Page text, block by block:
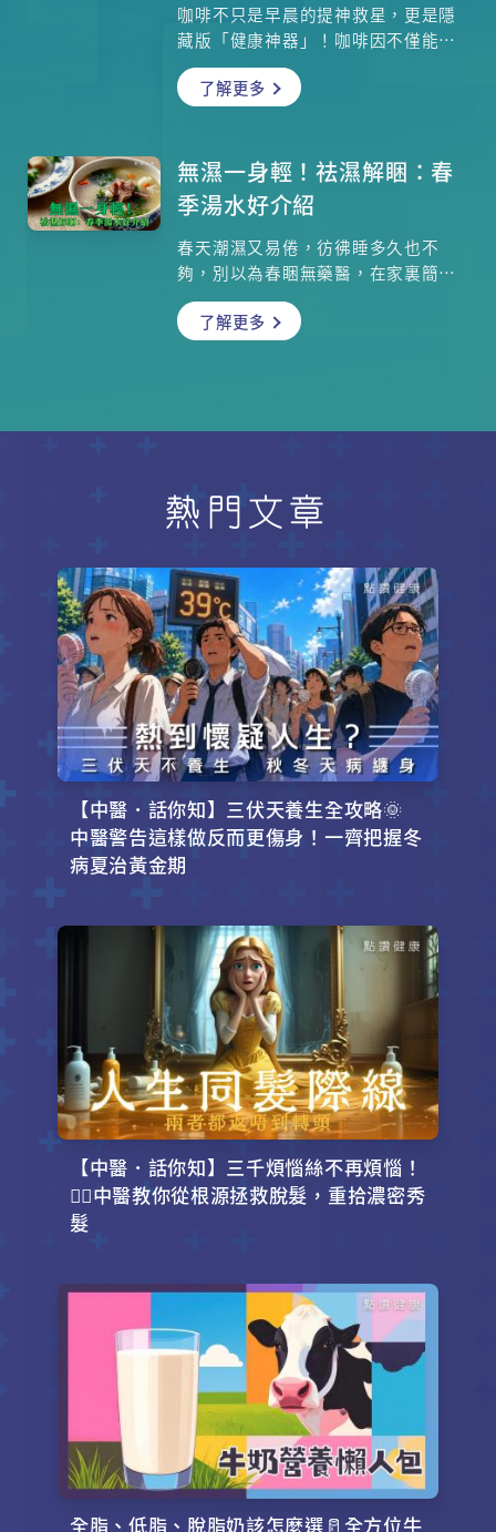
咖啡不只是早晨的提神救星，更是隱
藏版「健康神器」！咖啡因不僅能燃
脂、延緩老化，還能保護心臟、降低
腦退化風險！但關鍵在於「怎麼喝」
最佳時機、低熱量配方到創意喝法一
次公開！
了解更多
無濕一身輕！祛濕解睏：春
季湯水好介紹
春天潮濕又易倦，彷彿睡多久也不
夠，別以為春睏無藥醫，在家裏簡單
熬一點湯水，便能讓老是沒精神的你
祛濕又解睏！以下介紹幾款適合春天
了解更多
熱門文章
【中醫．話你知】三伏天養生全攻略🌞
中醫警告這樣做反而更傷身！一齊把握冬
病夏治黃金期
【中醫．話你知】三千煩惱絲不再煩惱！
💇‍♂️中醫教你從根源拯救脫髮，重拾濃密秀
髮
全脂、低脂、脫脂奶該怎麼選🥛全方位牛